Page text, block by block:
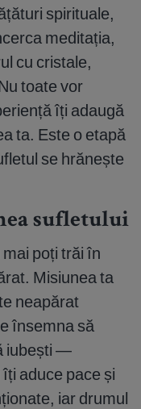
spirituale,
meditația,
cu cristale,
toate vor
îți adaugă
ta. Este o etapă
se hrănește
sufletului
poți trăi în
Misiunea ta
neapărat
însemna să
iubești —
aduce pace și
iar drumul